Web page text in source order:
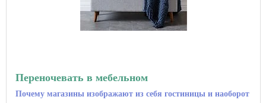
Переночевать в мебельном
Почему магазины изображают из себя гостиницы и наоборот